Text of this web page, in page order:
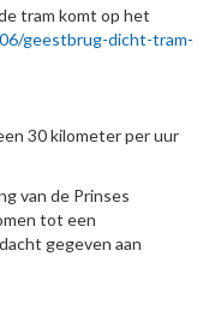
tram komt op het
geestbrug-dicht-tram-
30 kilometer per uur
van de Prinses
tot een
gegeven aan